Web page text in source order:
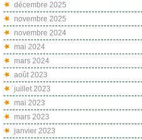
décembre 2025
novembre 2025
novembre 2024
mai 2024
mars 2024
août 2023
juillet 2023
mai 2023
mars 2023
janvier 2023